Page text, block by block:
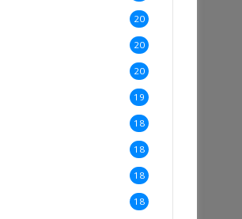
20
20
20
19
18
18
18
18